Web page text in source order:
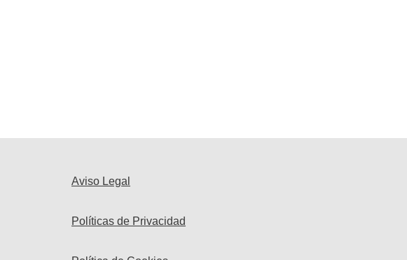
Aviso Legal
Políticas de Privacidad